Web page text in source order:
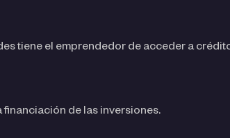
tiene el emprendedor de acceder a
financiación de las inversiones.